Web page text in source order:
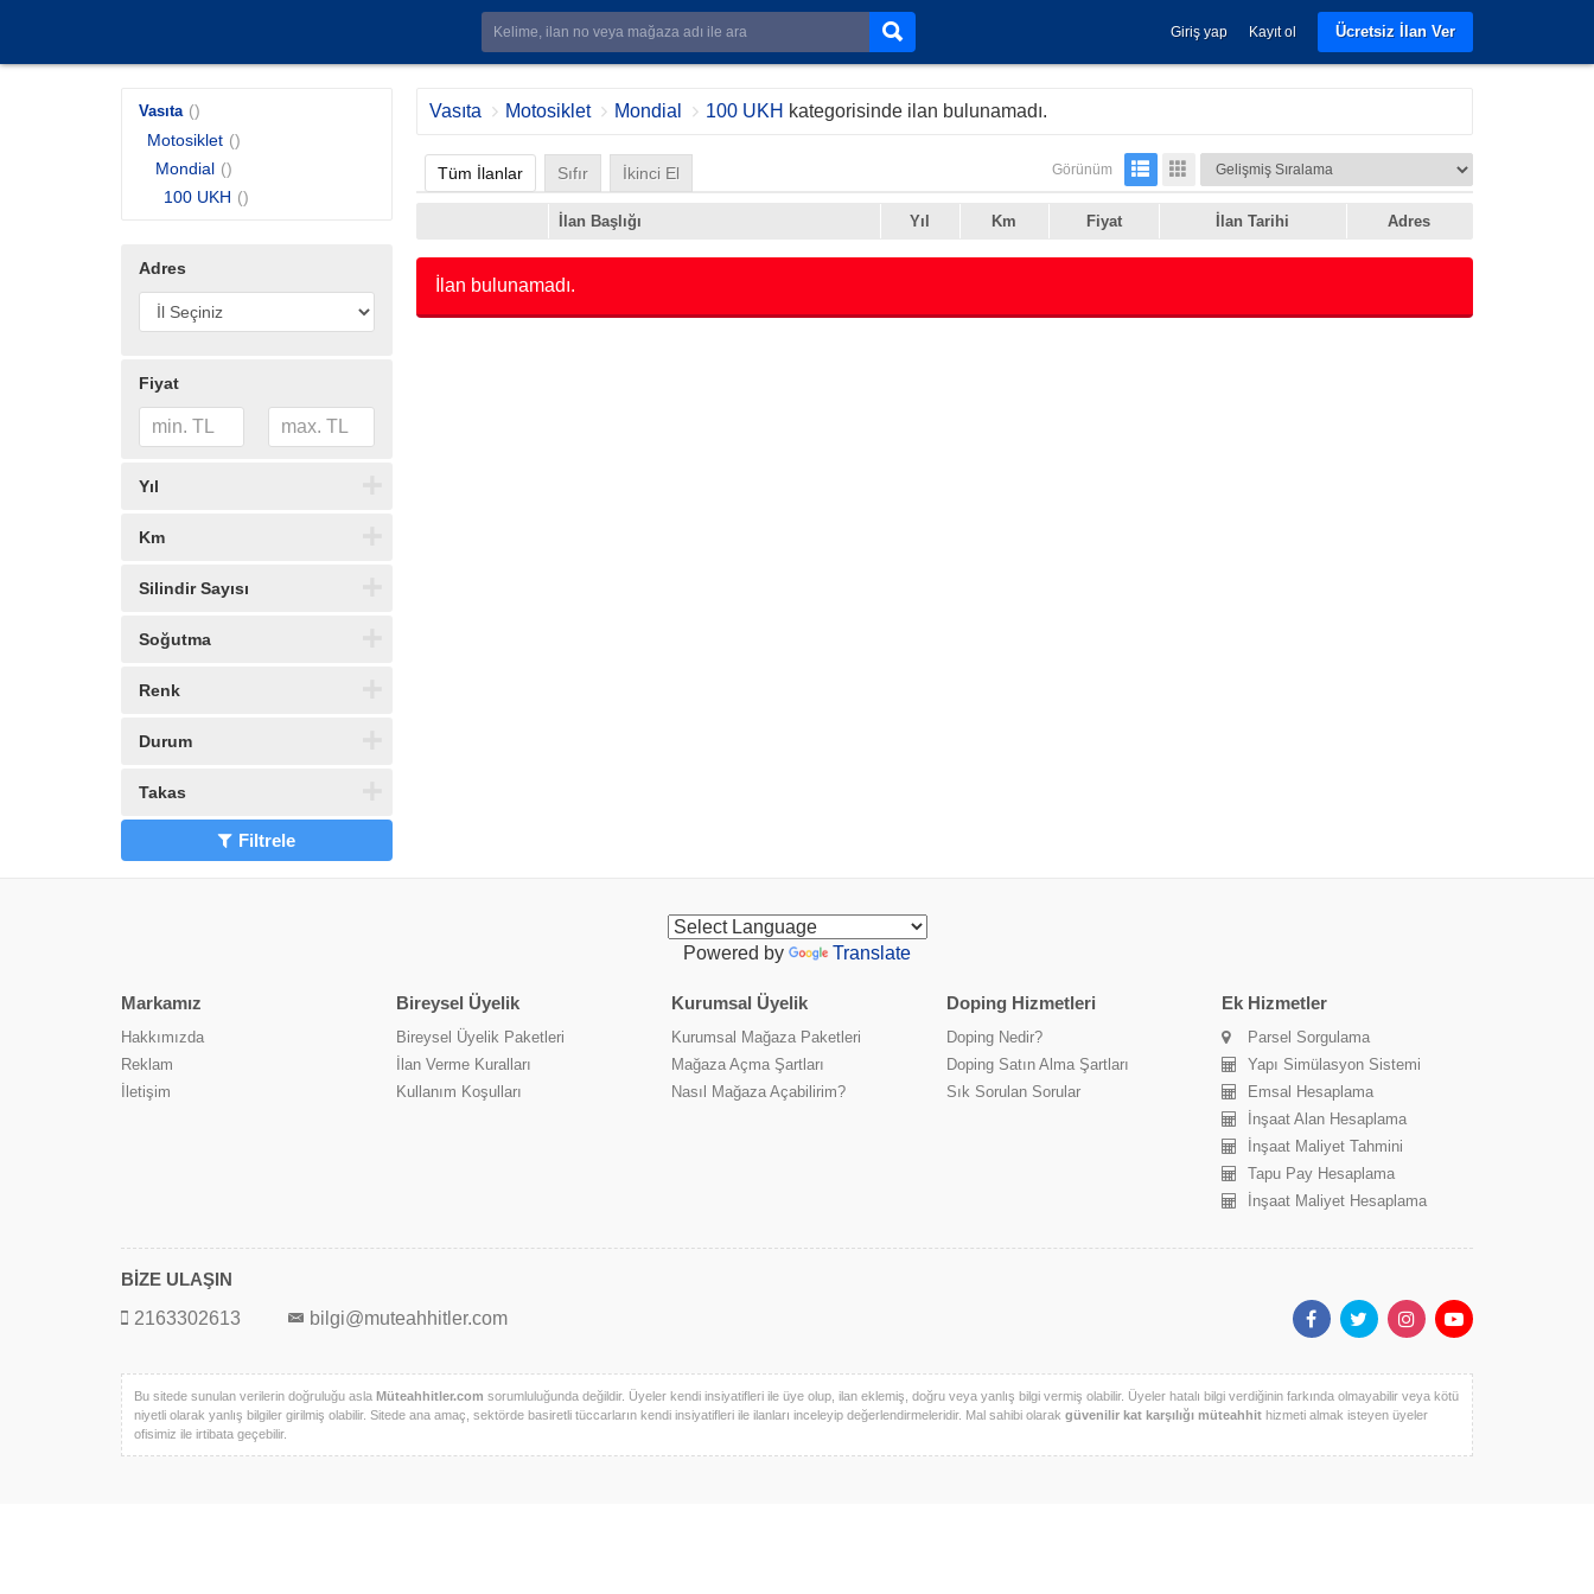
Giriş yap Kayıt ol Ücretsiz İlan Ver
Vasıta ()
Motosiklet ()
Mondial ()
100 UKH ()
Adres
Fiyat
Yıl
Km
Silindir Sayısı
Soğutma
Renk
Durum
Takas
Filtrele
Vasıta Motosiklet Mondial 100 UKH kategorisinde ilan bulunamadı.
Tüm İlanlar Sıfır İkinci El Görünüm
İlan Başlığı Yıl Km Fiyat İlan Tarihi Adres
İlan bulunamadı.
Powered by Translate
Markamız
Hakkımızda
Reklam
İletişim
Bireysel Üyelik
Bireysel Üyelik Paketleri
İlan Verme Kuralları
Kullanım Koşulları
Kurumsal Üyelik
Kurumsal Mağaza Paketleri
Mağaza Açma Şartları
Nasıl Mağaza Açabilirim?
Doping Hizmetleri
Doping Nedir?
Doping Satın Alma Şartları
Sık Sorulan Sorular
Ek Hizmetler
Parsel Sorgulama
Yapı Simülasyon Sistemi
Emsal Hesaplama
İnşaat Alan Hesaplama
İnşaat Maliyet Tahmini
Tapu Pay Hesaplama
İnşaat Maliyet Hesaplama
BİZE ULAŞIN
2163302613
bilgi@muteahhitler.com
Bu sitede sunulan verilerin doğruluğu asla Müteahhitler.com sorumluluğunda değildir. Üyeler kendi insiyatifleri ile üye olup, ilan eklemiş, doğru veya yanlış bilgi vermiş olabilir. Üyeler hatalı bilgi verdiğinin farkında olmayabilir veya kötü
niyetli olarak yanlış bilgiler girilmiş olabilir. Sitede ana amaç, sektörde basiretli tüccarların kendi insiyatifleri ile ilanları inceleyip değerlendirmeleridir. Mal sahibi olarak güvenilir kat karşılığı müteahhit hizmeti almak isteyen üyeler
ofisimiz ile irtibata geçebilir.